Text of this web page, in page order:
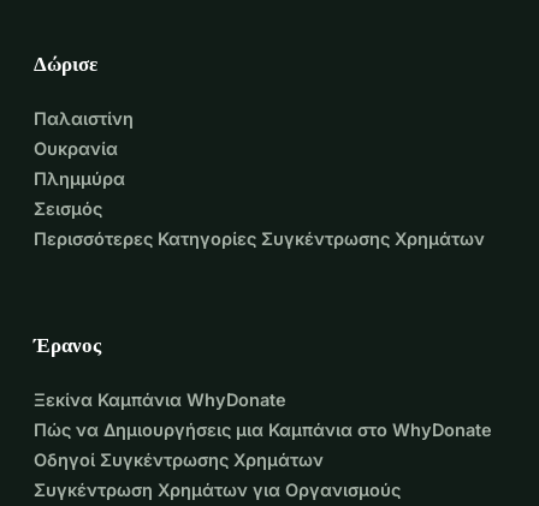
Δώρισε
Παλαιστίνη
Ουκρανία
Πλημμύρα
Σεισμός
Περισσότερες Κατηγορίες Συγκέντρωσης Χρημάτων
Έρανος
Ξεκίνα Καμπάνια WhyDonate
Πώς να Δημιουργήσεις μια Καμπάνια στο WhyDonate
Οδηγοί Συγκέντρωσης Χρημάτων
Συγκέντρωση Χρημάτων για Οργανισμούς